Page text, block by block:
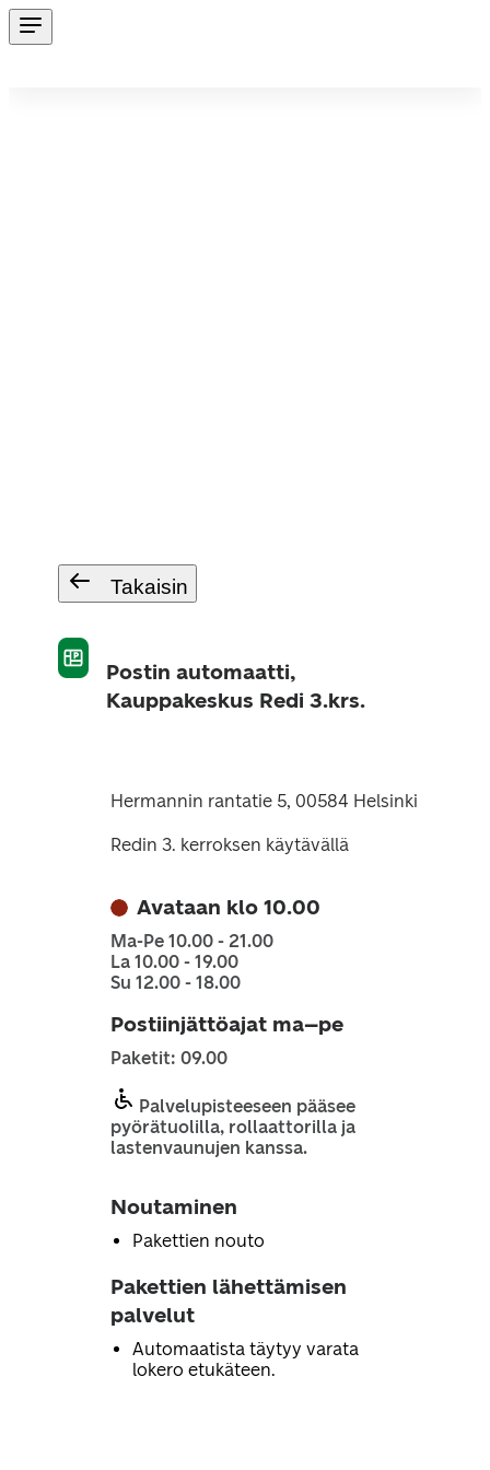
Takaisin
Postin automaatti,
Kauppakeskus Redi 3.krs.
Hermannin rantatie 5, 00584 Helsinki
Redin 3. kerroksen käytävällä
Avataan klo 10.00
Ma-Pe 10.00 - 21.00
La 10.00 - 19.00
Su 12.00 - 18.00
Postiinjättöajat ma–pe
Paketit: 09.00
Palvelupisteeseen pääsee
pyörätuolilla, rollaattorilla ja
lastenvaunujen kanssa.
Noutaminen
Pakettien nouto
Pakettien lähettämisen
palvelut
Automaatista täytyy varata
lokero etukäteen.